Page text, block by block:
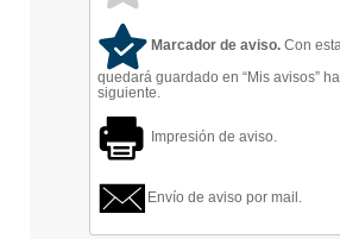
Marcador de aviso. Con
quedará guardado en “Mis avisos”
siguiente.
Impresión de aviso.
Envío de aviso por mail.